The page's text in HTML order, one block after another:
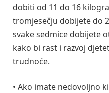
dobiti od 11 do 16
tromjesečju dobijete do
svake sedmice dobijete
kako bi rast i razvoj
trudnoće.
• Ako imate nedovoljno